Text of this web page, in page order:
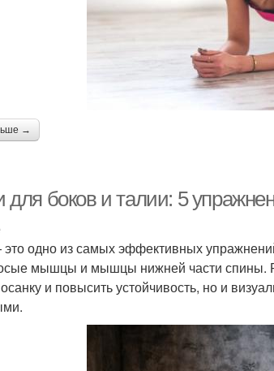
→
для боков и талии: 5
одно из самых эффективных
мышцы и мышцы нижней части спины.
и повысить устойчивость, но и